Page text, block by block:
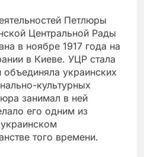
Петлюры
Центральной Рады
в ноябре 1917 года на
в Киеве. УЦР стала
украинских
культурных
занимал в ней
его одним из
того времени.